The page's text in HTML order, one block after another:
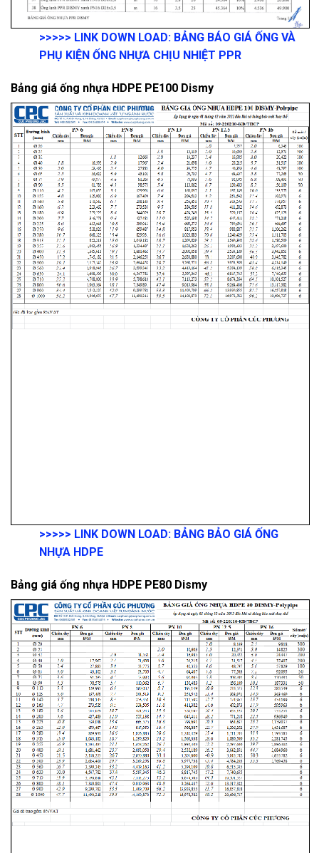
>>>>> LINK DOWN LOAD: BẢNG BÁO GIÁ ỐNG VÀ
PHỤ KIỆN ỐNG NHỰA CHỊU NHIỆT PPR
Bảng giá ống nhựa HDPE PE100 Dismy
>>>>> LINK DOWN LOAD: BẢNG BẢO GIÁ ỐNG
NHỰA HDPE
Bảng giá ống nhựa HDPE PE80 Dismy